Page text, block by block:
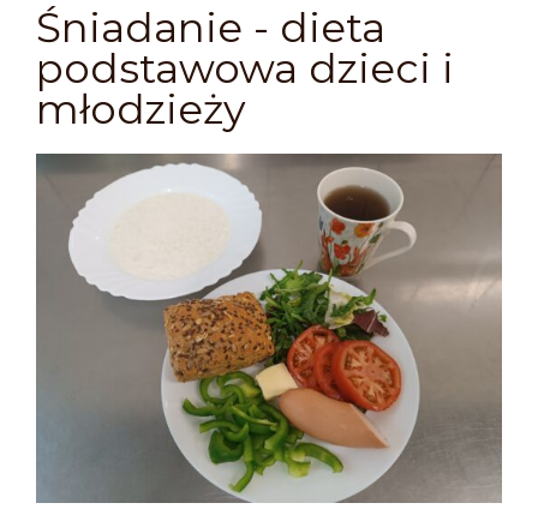
Śniadanie - dieta
podstawowa dzieci i
młodzieży